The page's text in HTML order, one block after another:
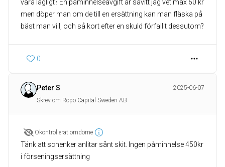
vara lagligt? En påminnelseavgift är såvitt jag vet max 60 kr
men döper man om de till en ersättning kan man fläska på
bäst man vill, och så kort efter en skuld förfallit dessutom?
0
Peter S
2025-06-07
Skrev om Ropo Capital Sweden AB
Okontrollerat omdöme
Tänk att schenker anlitar sånt skit. Ingen påminnelse 450kr
i förseningsersättning